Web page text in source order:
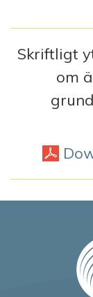
Skriftligt
om